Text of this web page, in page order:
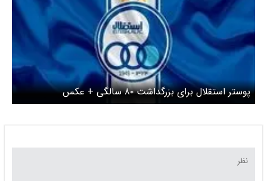
پوستر استقلال برای بزرگداشت ۸۰ سالگی + عکس